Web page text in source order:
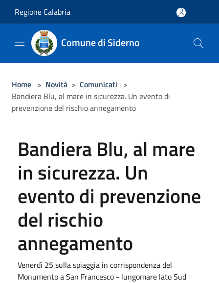
Regione Calabria
Comune di Siderno
Home > Novità > Comunicati >
Bandiera Blu, al mare in sicurezza. Un evento di
prevenzione del rischio annegamento
Bandiera Blu, al mare
in sicurezza. Un
evento di prevenzione
del rischio
annegamento
Venerdì 25 sulla spiaggia in corrispondenza del
Monumento a San Francesco - lungomare lato Sud